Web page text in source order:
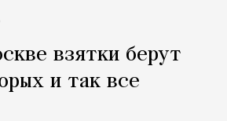
взятки берут
и так все